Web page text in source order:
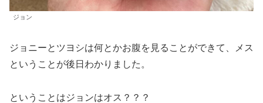
ジョン
ジョニーとツヨシは何とかお腹を見ることができて、メス
ということが後日わかりました。
ということはジョンはオス？？？